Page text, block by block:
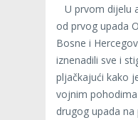
U prvom dijelu
od prvog upada
Bosne i
iznenadili sve i
pljačkajući kako
vojnim
drugog upada